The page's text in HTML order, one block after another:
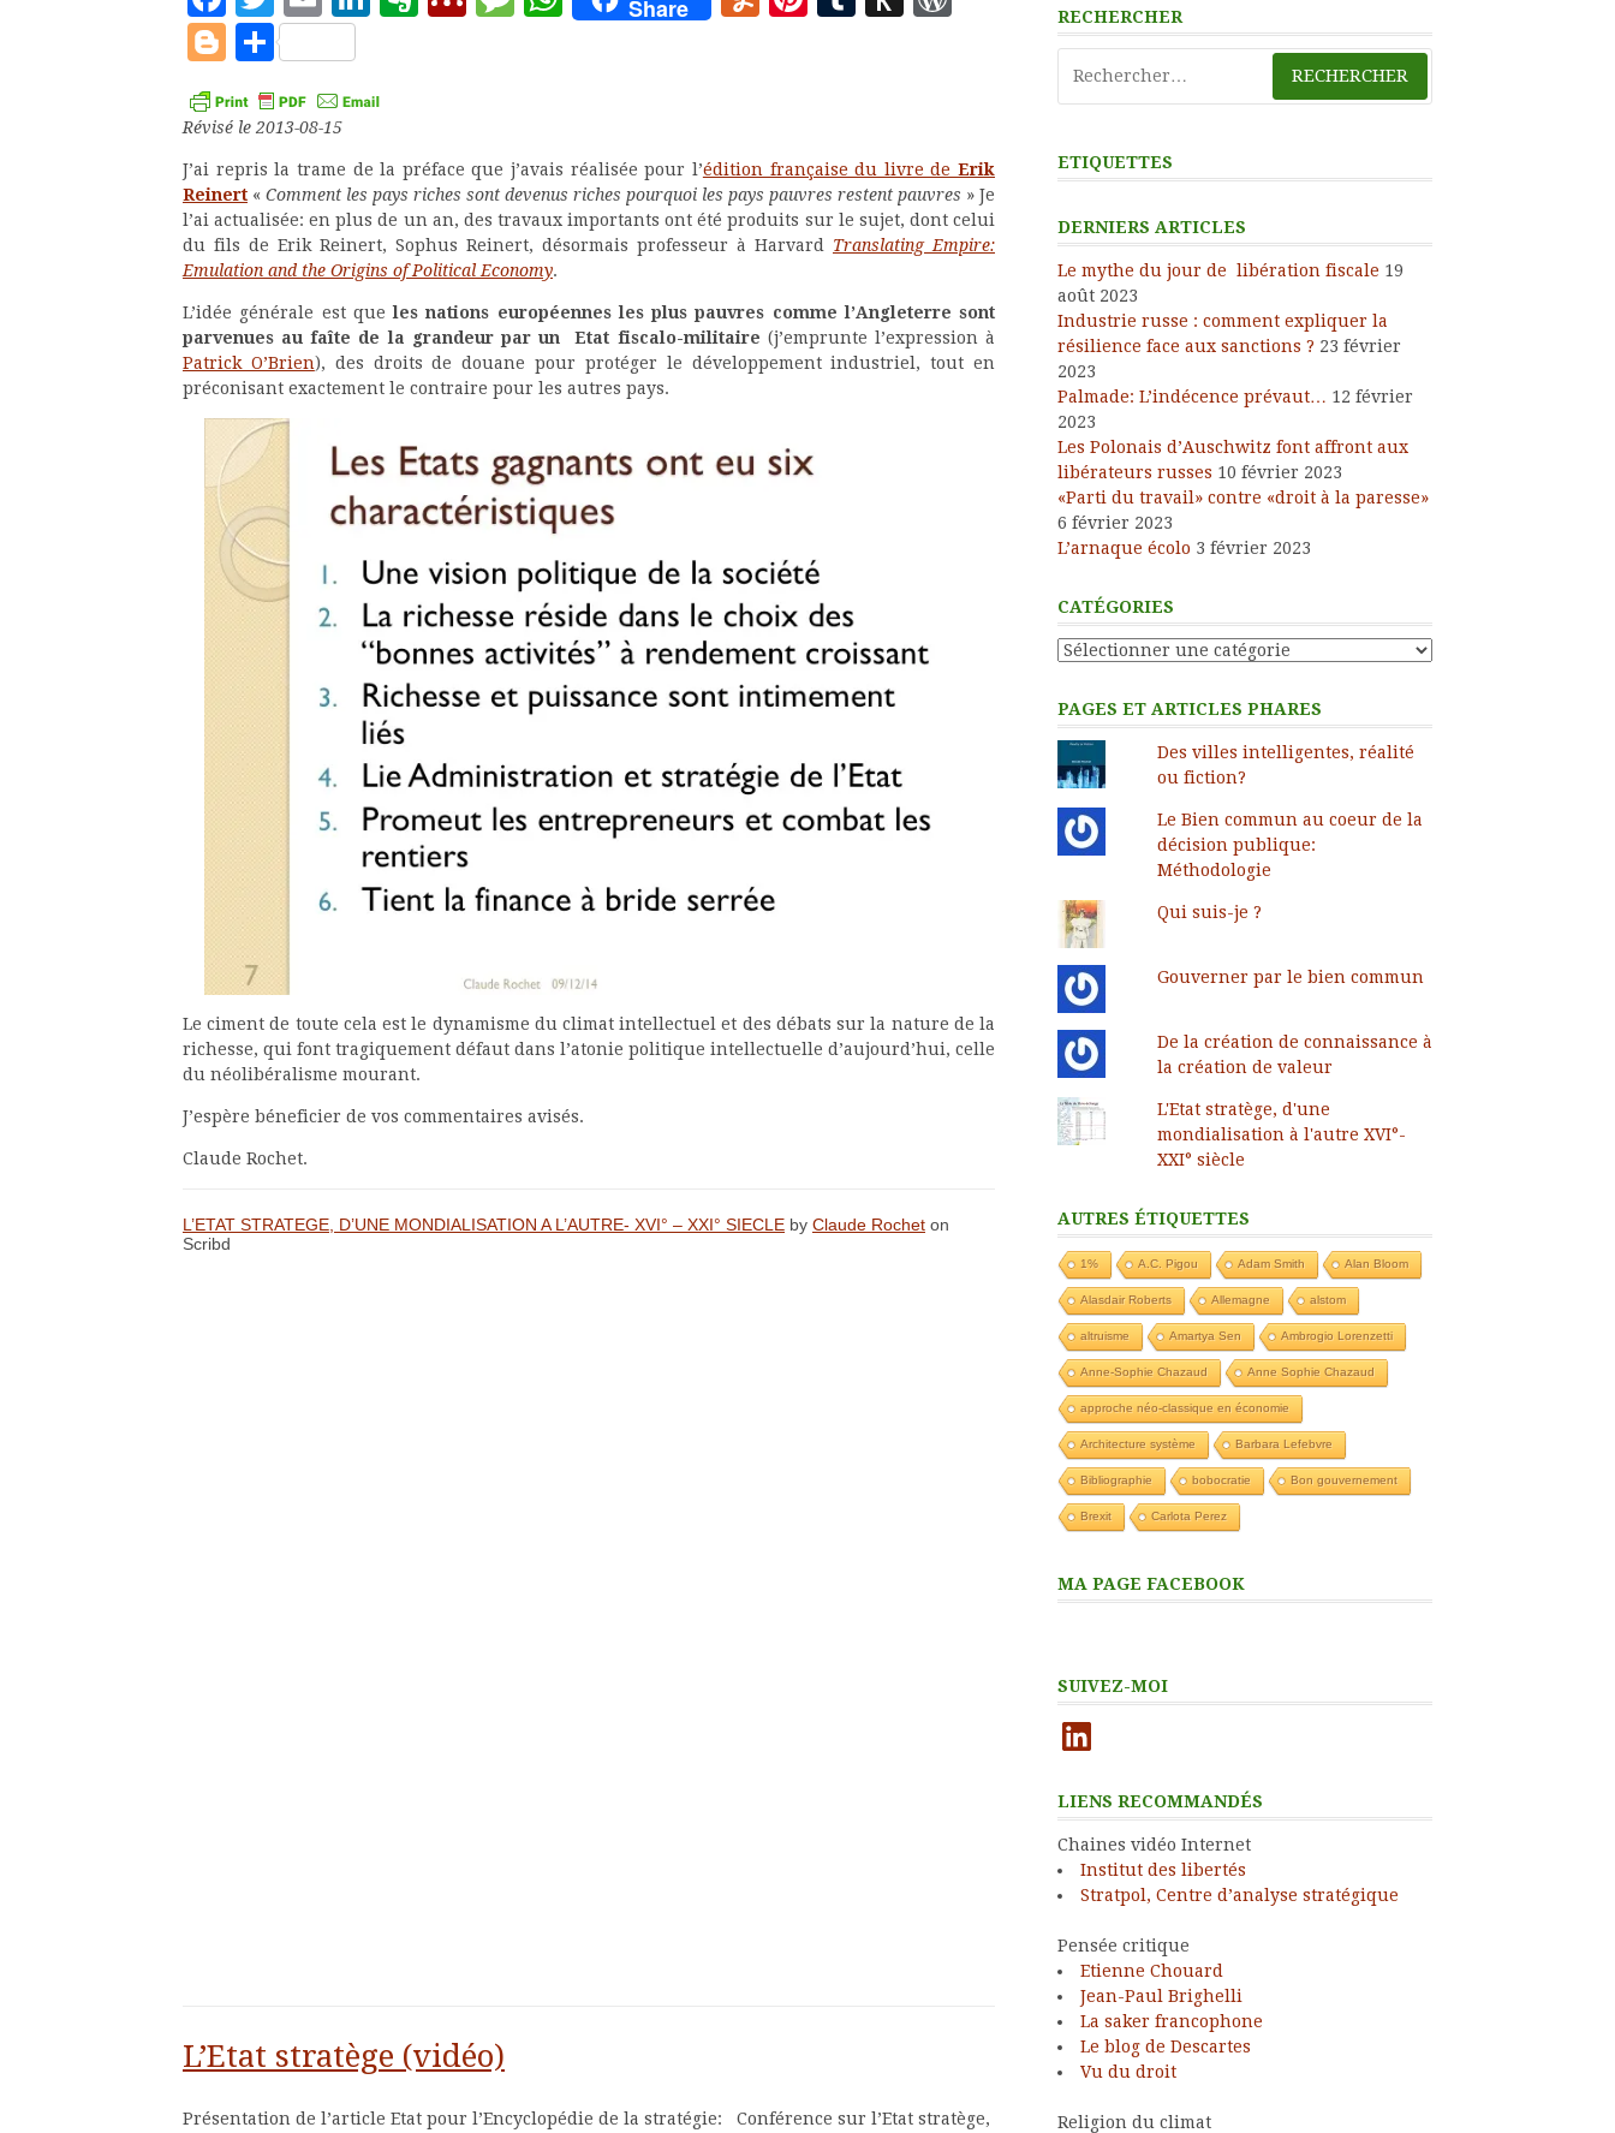
Share
Blogger
Partager
Révisé le 2013-08-15
J’ai repris la trame de la préface que j’avais réalisée pour l’édition française du livre de Erik
Reinert « Comment les pays riches sont devenus riches pourquoi les pays pauvres restent pauvres » Je
l’ai actualisée: en plus de un an, des travaux importants ont été produits sur le sujet, dont celui
du fils de Erik Reinert, Sophus Reinert, désormais professeur à Harvard Translating Empire:
Emulation and the Origins of Political Economy.
L’idée générale est queles nations européennes les plus pauvres comme l’Angleterre sont
parvenues au faîte de la grandeur par un Etat fiscalo-militaire (j’emprunte l’expression à
Patrick O’Brien), des droits de douane pour protéger le développement industriel, tout en
préconisant exactement le contraire pour les autres pays.
Le ciment de toute cela est le dynamisme du climat intellectuel et des débats sur la nature de la
richesse, qui font tragiquement défaut dans l’atonie politique intellectuelle d’aujourd’hui, celle
du néolibéralisme mourant.
J’espère béneficier de vos commentaires avisés.
Claude Rochet.
L’ETAT STRATEGE, D’UNE MONDIALISATION A L’AUTRE- XVI° – XXI° SIECLE by Claude Rochet on
Scribd
L’Etat stratège (vidéo)
Présentation de l’article Etat pour l’Encyclopédie de la stratégie: Conférence sur l’Etat stratège,
RECHERCHER
ETIQUETTES
DERNIERS ARTICLES
Le mythe du jour de libération fiscale 19
août 2023
Industrie russe : comment expliquer la
résilience face aux sanctions ? 23 février
2023
Palmade: L’indécence prévaut… 12 février
2023
Les Polonais d’Auschwitz font affront aux
libérateurs russes 10 février 2023
«Parti du travail» contre «droit à la paresse»
6 février 2023
L’arnaque écolo 3 février 2023
CATÉGORIES
Catégories
PAGES ET ARTICLES PHARES
Des villes intelligentes, réalité
ou fiction?
Le Bien commun au coeur de la
décision publique:
Méthodologie
Qui suis-je ?
Gouverner par le bien commun
De la création de connaissance à
la création de valeur
L'Etat stratège, d'une
mondialisation à l'autre XVI°-
XXI° siècle
AUTRES ÉTIQUETTES
1% A.C. Pigou Adam Smith Alan Bloom
Alasdair Roberts Allemagne alstom
altruisme Amartya Sen Ambrogio Lorenzetti
Anne-Sophie Chazaud Anne Sophie Chazaud
approche néo-classique en économie
Architecture système Barbara Lefebvre
Bibliographie bobocratie Bon gouvernement
Brexit Carlota Perez
MA PAGE FACEBOOK
SUIVEZ-MOI
LinkedIn
LIENS RECOMMANDÉS
Chaines vidéo Internet
Institut des libertés
Stratpol, Centre d’analyse stratégique
Pensée critique
Etienne Chouard
Jean-Paul Brighelli
La saker francophone
Le blog de Descartes
Vu du droit
Religion du climat